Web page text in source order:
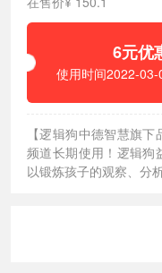
6元优
使用时间2022-
【逻辑狗中德智慧旗
频道长期使用！逻辑狗
以锻炼孩子的观察、分